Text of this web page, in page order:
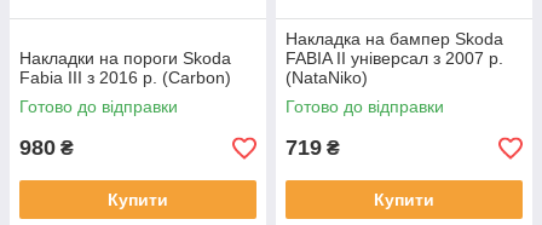
Накладки на пороги Skoda
Fabia III з 2016 р. (Carbon)
Готово до відправки
980 ₴
Купити
Накладка на бампер Skoda
FABIA II універсал з 2007 р.
(NataNiko)
Готово до відправки
719 ₴
Купити